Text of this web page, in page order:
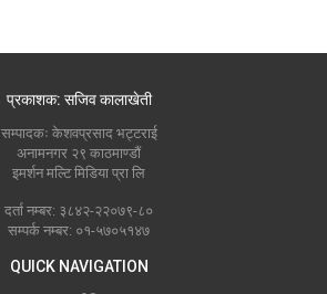
प्रकाशक: सजिव कालाखेती
सम्पादकः केशवप्रसाद भट्टराई
अनामनगर २९ काठमाण्डौं
इमर्शन मल्टि मिडिया प्रा लि
दर्ता नम्बर: ३८४२-२२०७९-८०
सम्पर्क नम्बर: ०१-५७०५१४७
QUICK NAVIGATION